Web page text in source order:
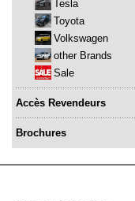
Tesla
Toyota
Volkswagen
other Brands
Sale
Accès Revendeurs
Brochures